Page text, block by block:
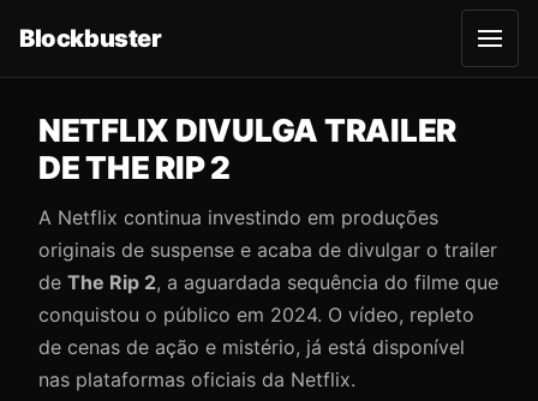
Blockbuster
A
b
r
NETFLIX DIVULGA TRAILER
DE THE RIP 2
A Netflix continua investindo em produções
originais de suspense e acaba de divulgar o trailer
de The Rip 2, a aguardada sequência do filme que
conquistou o público em 2024. O vídeo, repleto
de cenas de ação e mistério, já está disponível
nas plataformas oficiais da Netflix.